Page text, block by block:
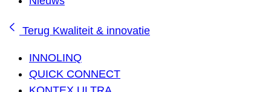
Terug Kwaliteit & innovatie
INNOLINQ
QUICK CONNECT